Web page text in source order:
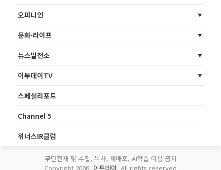
오피니언
문화·라이프
뉴스발전소
이투데이TV
스페셜리포트
Channel 5
위너스IR클럽
무단전재 및 수집, 복사, 재배포, AI학습 이용 금지
Copyright 2006. 이투데이. All rights reserved